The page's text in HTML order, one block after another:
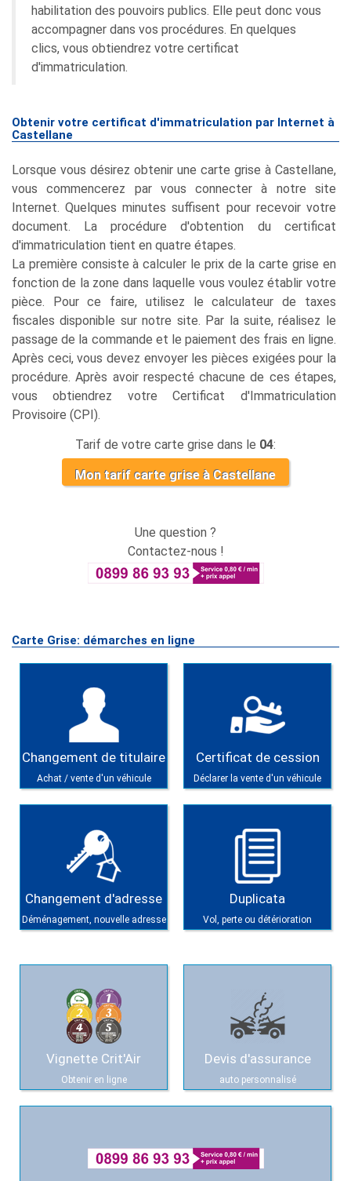
habilitation des pouvoirs publics. Elle peut donc vous
accompagner dans vos procédures. En quelques
clics, vous obtiendrez votre certificat
d'immatriculation.
Obtenir votre certificat d'immatriculation par Internet à
Castellane
Lorsque vous désirez obtenir une carte grise à Castellane,
vous commencerez par vous connecter à notre site
Internet. Quelques minutes suffisent pour recevoir votre
document. La procédure d'obtention du certificat
d'immatriculation tient en quatre étapes.
La première consiste à calculer le prix de la carte grise en
fonction de la zone dans laquelle vous voulez établir votre
pièce. Pour ce faire, utilisez le calculateur de taxes
fiscales disponible sur notre site. Par la suite, réalisez le
passage de la commande et le paiement des frais en ligne.
Après ceci, vous devez envoyer les pièces exigées pour la
procédure. Après avoir respecté chacune de ces étapes,
vous obtiendrez votre Certificat d'Immatriculation
Provisoire (CPI).
Tarif de votre carte grise dans le 04:
Mon tarif carte grise à Castellane
Une question ?
Contactez-nous !
Carte Grise: démarches en ligne
Changement de titulaire
Achat / vente d'un véhicule
Certificat de cession
Déclarer la vente d'un véhicule
Changement d'adresse
Déménagement, nouvelle adresse
Duplicata
Vol, perte ou détérioration
Vignette Crit'Air
Obtenir en ligne
Devis d'assurance
auto personnalisé